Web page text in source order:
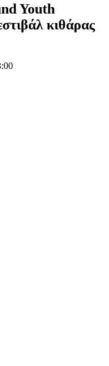
Youth
κιθάρας